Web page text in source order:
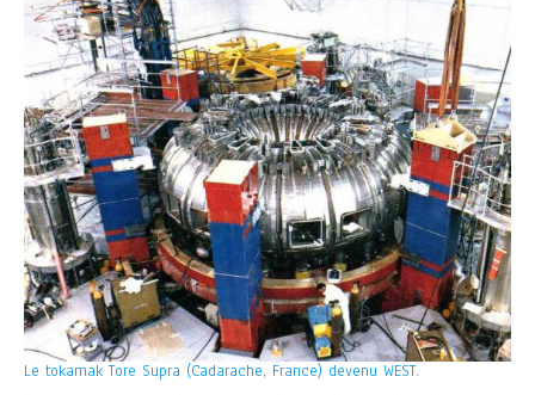
Le tokamak Tore Supra (Cadarache, France) devenu WEST.